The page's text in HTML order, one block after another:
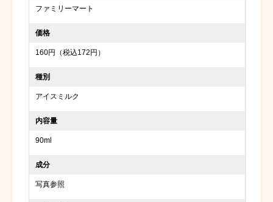
ファミリーマート
価格
160円（税込172円）
種別
アイスミルク
内容量
90ml
成分
写真参照